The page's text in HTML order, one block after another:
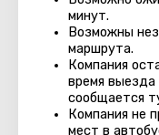
минут.
Возможны
маршрута.
Компания
время выезда
сообщается
Компания не
мест в